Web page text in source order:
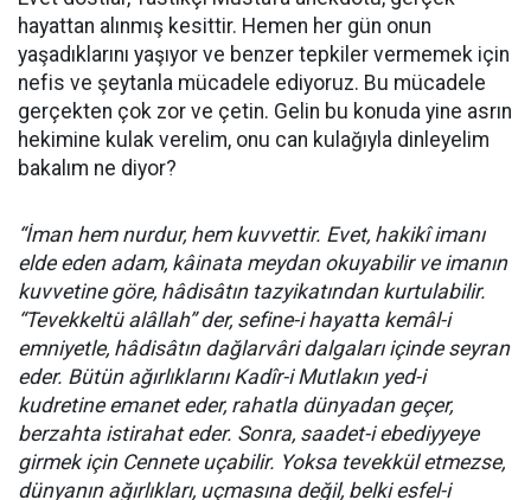
hayattan alınmış kesittir. Hemen her gün onun
yaşadıklarını yaşıyor ve benzer tepkiler vermemek için
nefis ve şeytanla mücadele ediyoruz. Bu mücadele
gerçekten çok zor ve çetin. Gelin bu konuda yine asrın
hekimine kulak verelim, onu can kulağıyla dinleyelim
bakalım ne diyor?
“İman hem nurdur, hem kuvvettir. Evet, hakikî imanı
elde eden adam, kâinata meydan okuyabilir ve imanın
kuvvetine göre, hâdisâtın tazyikatından kurtulabilir.
“Tevekkeltü alâllah” der, sefine-i hayatta kemâl-i
emniyetle, hâdisâtın dağlarvâri dalgaları içinde seyran
eder. Bütün ağırlıklarını Kadîr-i Mutlakın yed-i
kudretine emanet eder, rahatla dünyadan geçer,
berzahta istirahat eder. Sonra, saadet-i ebediyyeye
girmek için Cennete uçabilir. Yoksa tevekkül etmezse,
dünyanın ağırlıkları, uçmasına değil, belki esfel-i